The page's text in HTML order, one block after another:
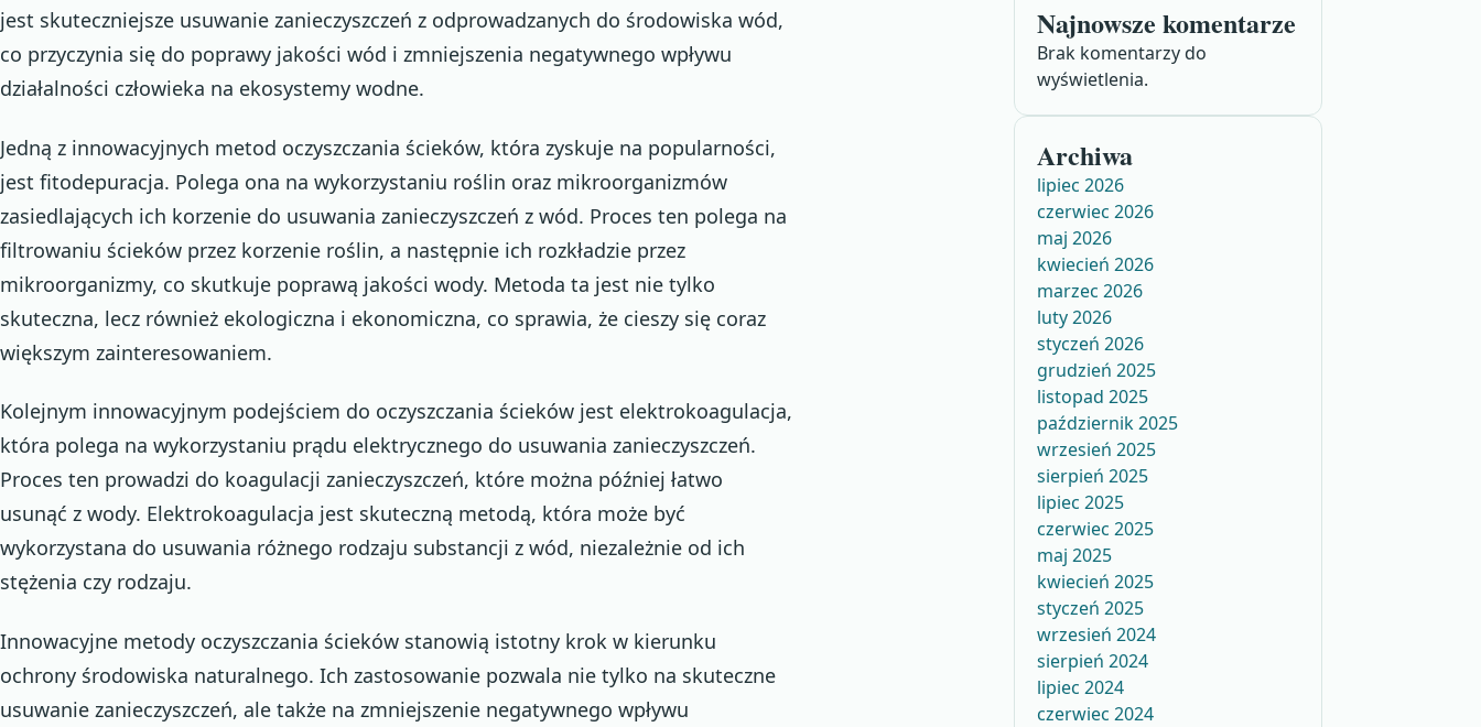
jest skuteczniejsze usuwanie zanieczyszczeń z odprowadzanych do środowiska wód,
co przyczynia się do poprawy jakości wód i zmniejszenia negatywnego wpływu
działalności człowieka na ekosystemy wodne.
Jedną z innowacyjnych metod oczyszczania ścieków, która zyskuje na popularności,
jest fitodepuracja. Polega ona na wykorzystaniu roślin oraz mikroorganizmów
zasiedlających ich korzenie do usuwania zanieczyszczeń z wód. Proces ten polega na
filtrowaniu ścieków przez korzenie roślin, a następnie ich rozkładzie przez
mikroorganizmy, co skutkuje poprawą jakości wody. Metoda ta jest nie tylko
skuteczna, lecz również ekologiczna i ekonomiczna, co sprawia, że cieszy się coraz
większym zainteresowaniem.
Kolejnym innowacyjnym podejściem do oczyszczania ścieków jest elektrokoagulacja,
która polega na wykorzystaniu prądu elektrycznego do usuwania zanieczyszczeń.
Proces ten prowadzi do koagulacji zanieczyszczeń, które można później łatwo
usunąć z wody. Elektrokoagulacja jest skuteczną metodą, która może być
wykorzystana do usuwania różnego rodzaju substancji z wód, niezależnie od ich
stężenia czy rodzaju.
Innowacyjne metody oczyszczania ścieków stanowią istotny krok w kierunku
ochrony środowiska naturalnego. Ich zastosowanie pozwala nie tylko na skuteczne
usuwanie zanieczyszczeń, ale także na zmniejszenie negatywnego wpływu
Najnowsze komentarze
Brak komentarzy do
wyświetlenia.
Archiwa
lipiec 2026
czerwiec 2026
maj 2026
kwiecień 2026
marzec 2026
luty 2026
styczeń 2026
grudzień 2025
listopad 2025
październik 2025
wrzesień 2025
sierpień 2025
lipiec 2025
czerwiec 2025
maj 2025
kwiecień 2025
styczeń 2025
wrzesień 2024
sierpień 2024
lipiec 2024
czerwiec 2024